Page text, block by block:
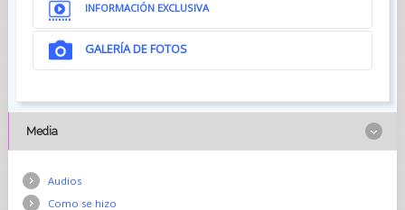
INFORMACIÓN EXCLUSIVA
GALERÍA DE FOTOS
Media
Audios
Como se hizo